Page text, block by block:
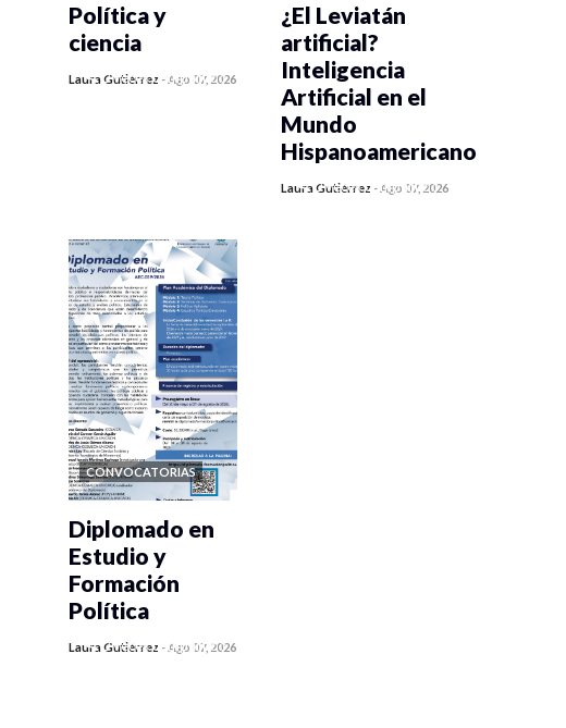
0 veces compartido
Política y
ciencia
Laura Gutiérrez -Ago 07, 2026
0 veces compartido
¿El Leviatán
artificial?
Inteligencia
Artificial en el
Mundo
Hispanoamericano
Laura Gutiérrez -Ago 07, 2026
CONVOCATORIAS
0 veces compartido
Diplomado en
Estudio y
Formación
Política
Laura Gutiérrez -Ago 07, 2026